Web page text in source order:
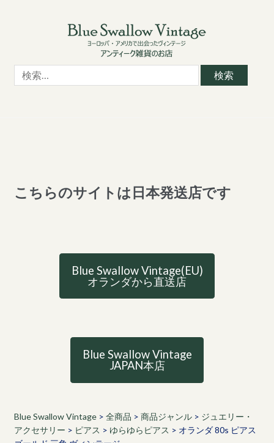
検
索:
こちらのサイトは日本発送店です
Blue Swallow Vintage(EU)
オランダから直送店
Blue Swallow Vintage
JAPAN本店
Blue Swallow Vintage> 全商品 > 商品ジャンル> ジュエリー・
アクセサリー > ピアス > ゆらゆらピアス > オランダ 80s ピアス